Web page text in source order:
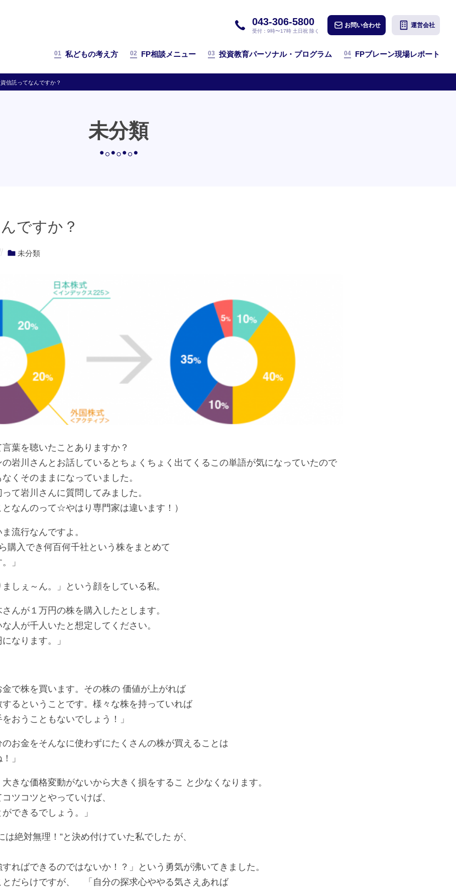
01 私どもの考え方 02 FP相談メニュー 03 投資教育パーソナル・プログラム 04 FPブレーン現場レポート
043-306-5800
受付：9時〜17時 土日祝 除く
お問い合わせ 運営会社
未分類
信託ってなんですか？
ですか？
未分類
葉を聴いたことありますか？
岩川さんとお話しているとちょくちょく出てくるこの単語が気になっていたので
くそのままになっていました。
て岩川さんに質問してみました。
となんのって☆やはり専門家は違います！）
流行なんですよ。
購入でき何百何千社という株をまとめて
」
～ん。」という顔をしている私。
んが１万円の株を購入したとします。
人が千人いたと想定してください。
なります。」
金で株を買います。その株の 価値が上がれば
るということです。様々な株を持っていれば
おうこともないでしょう！」
をそんなに使わずにたくさんの株が買えることは
」
きな価格変動がないから大きく損をするこ と少なくなります。
ツコツとやっていけば、
できるでしょう。」
絶対無理！”と決め付けていた私でした が、
すればできるのではないか！？」という勇気が沸いてきました。
とだらけですが、 「自分の探求心ややる気さえあれば